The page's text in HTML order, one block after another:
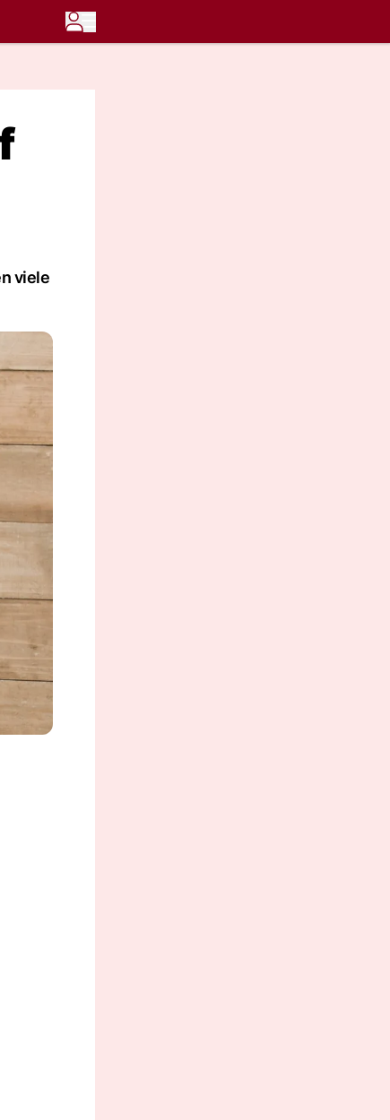
viele